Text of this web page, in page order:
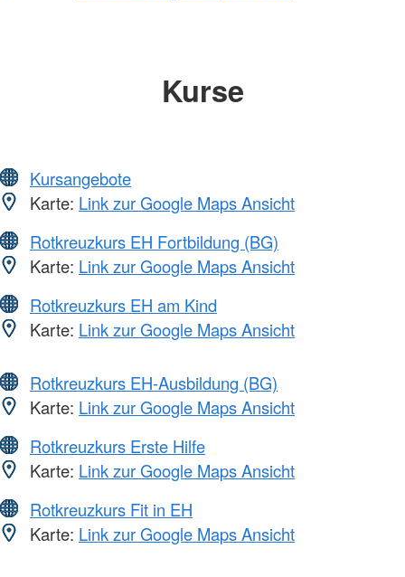
Kurse
Kursangebote
Karte: Link zur Google Maps Ansicht
Rotkreuzkurs EH Fortbildung (BG)
Karte: Link zur Google Maps Ansicht
Rotkreuzkurs EH am Kind
Karte: Link zur Google Maps Ansicht
Rotkreuzkurs EH-Ausbildung (BG)
Karte: Link zur Google Maps Ansicht
Rotkreuzkurs Erste Hilfe
Karte: Link zur Google Maps Ansicht
Rotkreuzkurs Fit in EH
Karte: Link zur Google Maps Ansicht